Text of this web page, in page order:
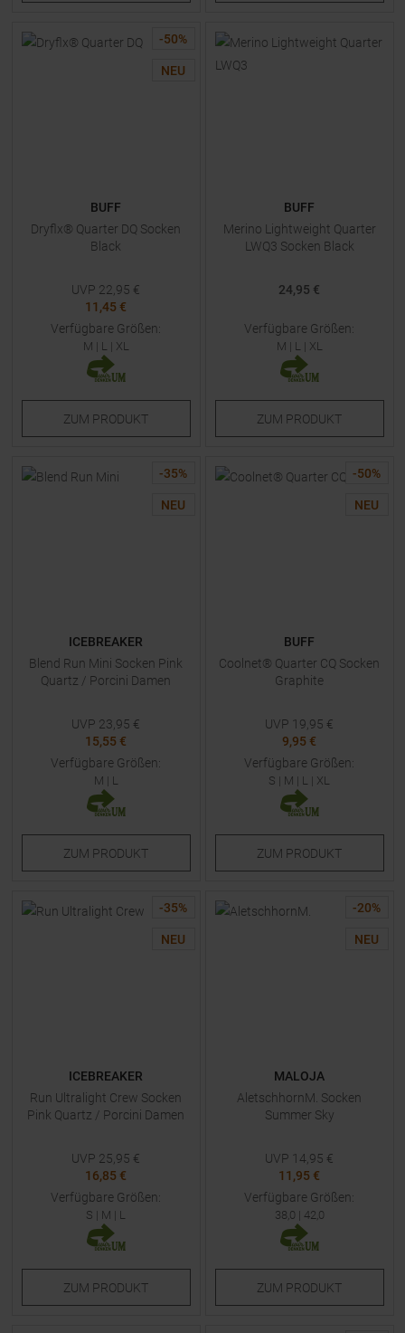
-50%
NEU
BUFF
Dryflx® Quarter DQ Socken
Black
UVP 22,95 €
11,45 €
Verfügbare Größen:
M | L | XL
ZUM PRODUKT
BUFF
Merino Lightweight Quarter
LWQ3 Socken Black
24,95 €
Verfügbare Größen:
M | L | XL
ZUM PRODUKT
-35%
NEU
ICEBREAKER
Blend Run Mini Socken Pink
Quartz / Porcini Damen
UVP 23,95 €
15,55 €
Verfügbare Größen:
M | L
ZUM PRODUKT
-50%
NEU
BUFF
Coolnet® Quarter CQ Socken
Graphite
UVP 19,95 €
9,95 €
Verfügbare Größen:
S | M | L | XL
ZUM PRODUKT
-35%
NEU
ICEBREAKER
Run Ultralight Crew Socken
Pink Quartz / Porcini Damen
UVP 25,95 €
16,85 €
Verfügbare Größen:
S | M | L
ZUM PRODUKT
-20%
NEU
MALOJA
AletschhornM. Socken
Summer Sky
UVP 14,95 €
11,95 €
Verfügbare Größen:
38,0 | 42,0
ZUM PRODUKT